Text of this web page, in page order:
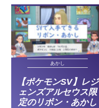
あかし
【ポケモンSV】レジ
ェンズアルセウス限
定のリボン・あかし